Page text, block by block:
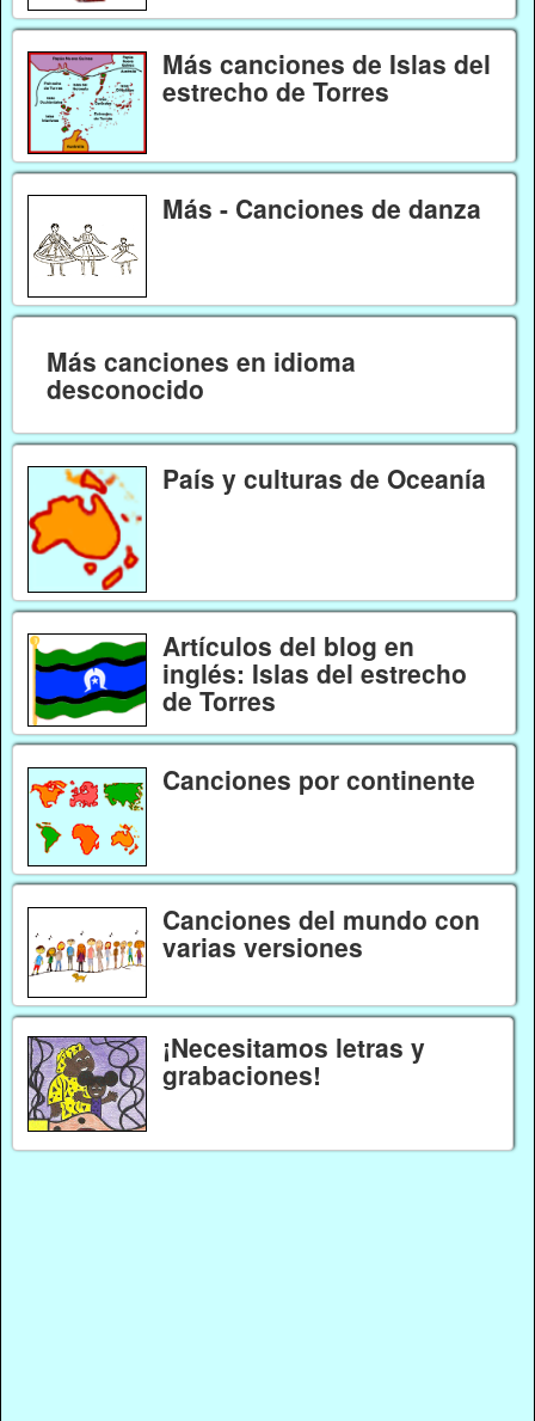
Más canciones de Islas del
estrecho de Torres
Más - Canciones de danza
Más canciones en idioma
desconocido
País y culturas de Oceanía
Artículos del blog en
inglés: Islas del estrecho
de Torres
Canciones por continente
Canciones del mundo con
varias versiones
¡Necesitamos letras y
grabaciones!